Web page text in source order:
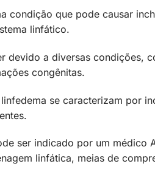
condição que pode causar
linfático.
devido a diversas condições,
congênitas.
se caracterizam por
ser indicado por um médico
linfática, meias de